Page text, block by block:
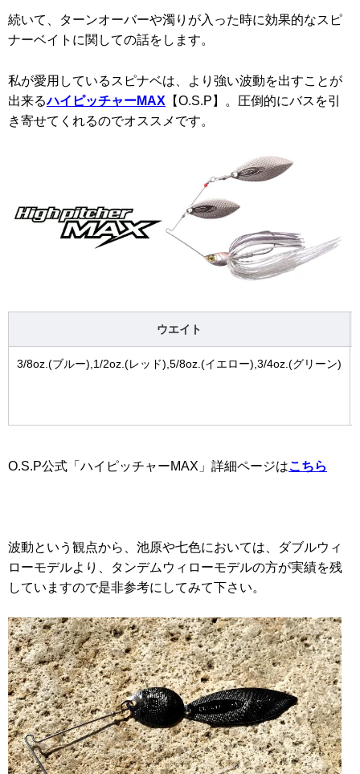
続いて、ターンオーバーや濁りが入った時に効果的なスピ
ナーベイトに関しての話をします。
私が愛用しているスピナベは、より強い波動を出すことが
出来るハイピッチャーMAX 【O.S.P】。圧倒的にバスを引
き寄せてくれるのでオススメです。
ウエイト
3/8oz.(ブルー),1/2oz.(レッド),5/8oz.(イエロー),3/4oz.(グリーン)
O.S.P公式「ハイピッチャーMAX」詳細ページはこちら
波動という観点から、池原や七色においては、ダブルウィ
ローモデルより、タンデムウィローモデルの方が実績を残
していますので是非参考にしてみて下さい。